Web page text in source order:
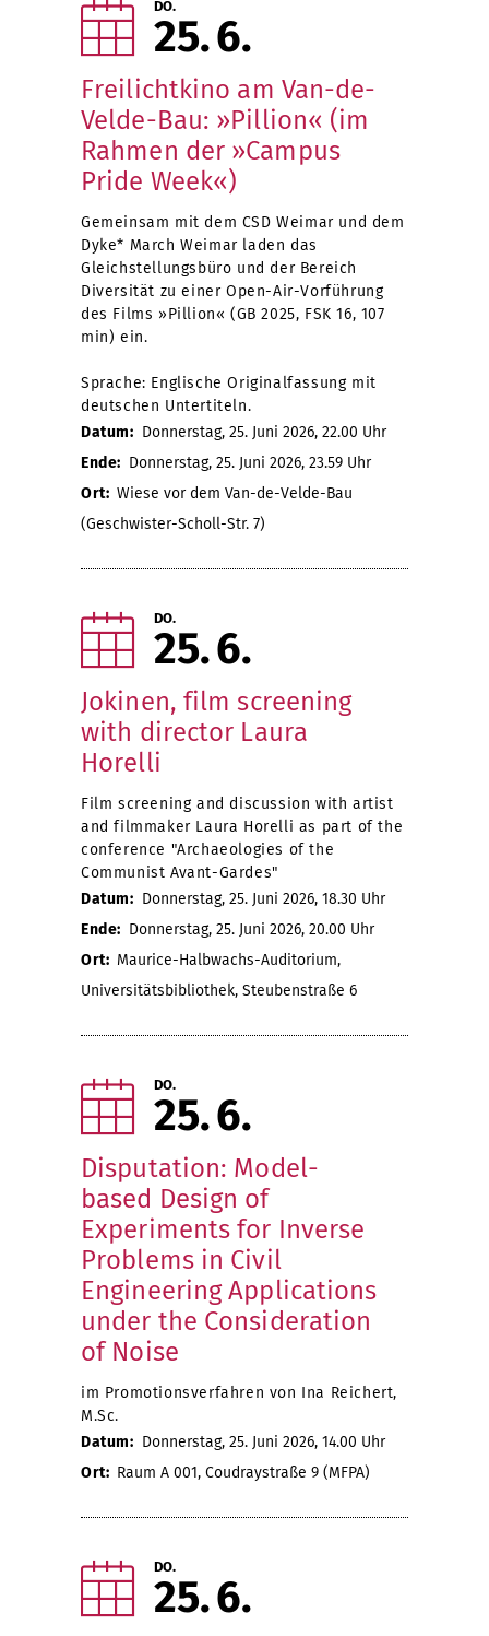
DO.
25 6
Freilichtkino am Van-de-
Velde-Bau: »Pillion« (im
Rahmen der »Campus
Pride Week«)
Gemeinsam mit dem CSD Weimar und dem
Dyke* March Weimar laden das
Gleichstellungsbüro und der Bereich
Diversität zu einer Open-Air-Vorführung
des Films »Pillion« (GB 2025, FSK 16, 107
min) ein.
Sprache: Englische Originalfassung mit
deutschen Untertiteln.
Datum: Donnerstag, 25. Juni 2026, 22.00 Uhr
Ende: Donnerstag, 25. Juni 2026, 23.59 Uhr
Ort: Wiese vor dem Van-de-Velde-Bau
(Geschwister-Scholl-Str. 7)
DO.
25 6
Jokinen, film screening
with director Laura
Horelli
Film screening and discussion with artist
and filmmaker Laura Horelli as part of the
conference "Archaeologies of the
Communist Avant-Gardes"
Datum: Donnerstag, 25. Juni 2026, 18.30 Uhr
Ende: Donnerstag, 25. Juni 2026, 20.00 Uhr
Ort: Maurice-Halbwachs-Auditorium,
Universitätsbibliothek, Steubenstraße 6
DO.
25 6
Disputation: Model-
based Design of
Experiments for Inverse
Problems in Civil
Engineering Applications
under the Consideration
of Noise
im Promotionsverfahren von Ina Reichert,
M.Sc.
Datum: Donnerstag, 25. Juni 2026, 14.00 Uhr
Ort: Raum A 001, Coudraystraße 9 (MFPA)
DO.
25 6